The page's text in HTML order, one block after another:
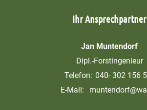
Ihr Ansprechpartner
Jan Muntendorf
Dipl.-Forstingenieur
Telefon: 040- 302 156
E-Mail: